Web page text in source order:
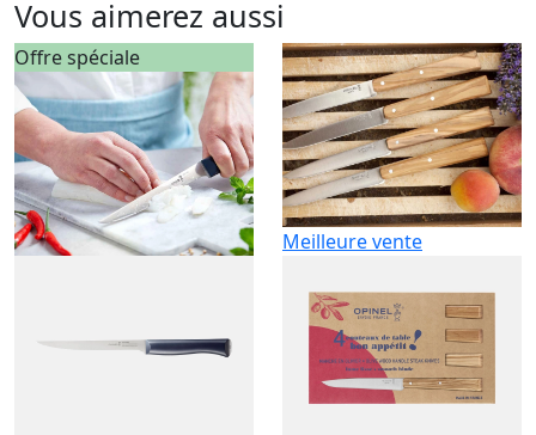
Vous aimerez aussi
Offre spéciale
Meilleure vente